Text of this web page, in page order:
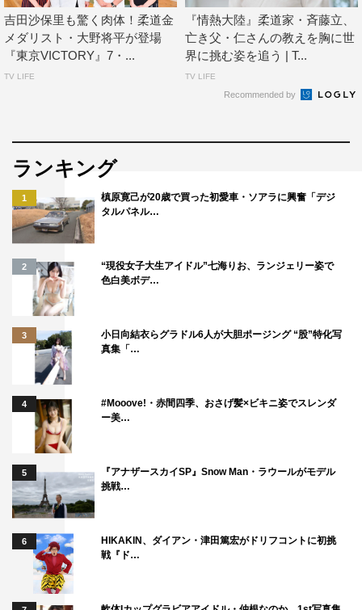
吉田沙保里も驚く肉体！柔道金
メダリスト・大野将平が登場
『東京VICTORY』7・...
TV LIFE
『情熱大陸』柔道家・斉藤立、
亡き父・仁さんの教えを胸に世
界に挑む姿を追う | T...
TV LIFE
Recommended by
ランキング
1
槙原寛己が20歳で買った初愛車・ソアラに興奮「デジ
タルパネル…
2
“現役女子大生アイドル”七海りお、ランジェリー姿で
色白美ボデ…
3
小日向結衣らグラドル6人が大胆ポージング “股”特化写
真集「…
4
#Mooove!・赤間四季、おさげ髪×ビキニ姿でスレンダ
ー美…
5
『アナザースカイSP』Snow Man・ラウールがモデル
挑戦…
6
HIKAKIN、ダイアン・津田篤宏がドリフコントに初挑
戦『ド…